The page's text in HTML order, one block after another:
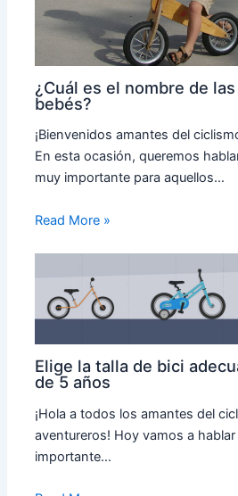
¿Cuál es el nombre de
bebés?
¡Bienvenidos amantes del
En esta ocasión, queremos
muy importante para aquellos…
Read More »
Elige la talla de bici
de 5 años
¡Hola a todos los amantes del
aventureros! Hoy vamos a
importante…